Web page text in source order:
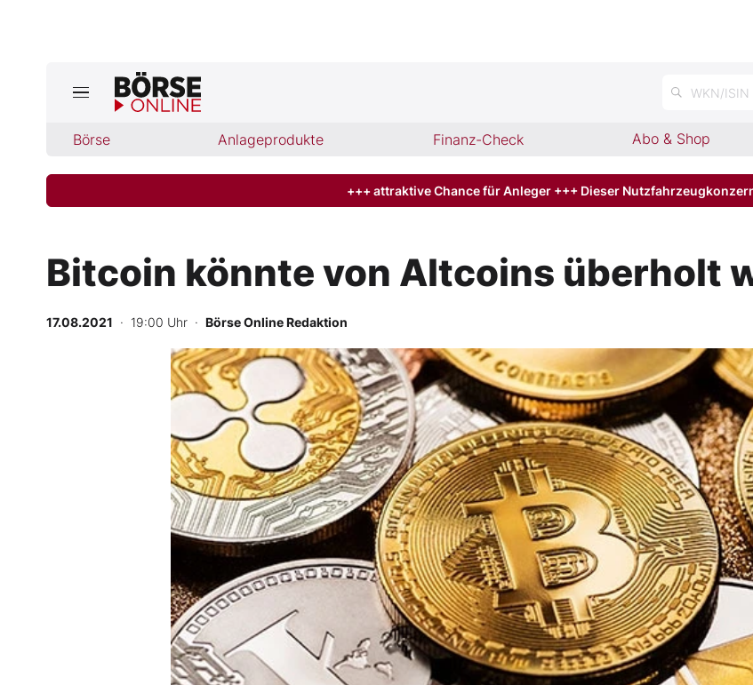
WKN/
Börse Anlageprodukte Finanz-Check Abo & Shop
Börse
Abo & Shop
BO-Musterdepots
Experten
Mein Konto
Folgen Sie uns
Kontakt
+++ attraktive Chance für Anleger +++ Dieser
Bitcoin könnte von Altcoins überholt
17.08.2021 · 19:00 Uhr · Börse Online Redaktion
-%